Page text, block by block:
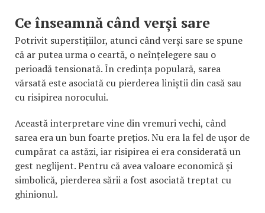
Ce înseamnă când verși sare
Potrivit superstițiilor, atunci când verși sare se spune
că ar putea urma o ceartă, o neînțelegere sau o
perioadă tensionată. În credința populară, sarea
vărsată este asociată cu pierderea liniștii din casă sau
cu risipirea norocului.
Această interpretare vine din vremuri vechi, când
sarea era un bun foarte prețios. Nu era la fel de ușor de
cumpărat ca astăzi, iar risipirea ei era considerată un
gest neglijent. Pentru că avea valoare economică și
simbolică, pierderea sării a fost asociată treptat cu
ghinionul.